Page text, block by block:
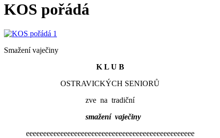
KOS pořádá
Smažení vaječiny
K L U B
OSTRAVICKÝCH SENIORŮ
zve na tradiční
smažení vaječiny
eeeeeeeeeeeeeeeeeeeeeeeeeeeeeeeeeeeeeeeeeeeeeeeee